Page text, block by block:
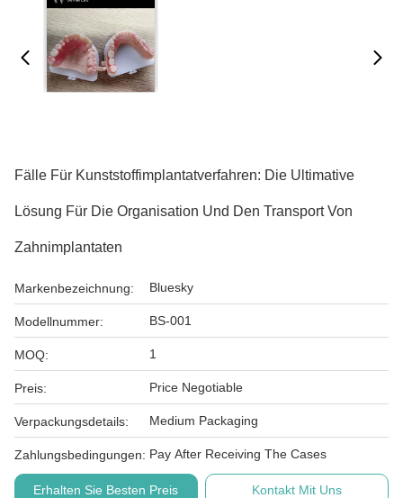
Fälle Für Kunststoffimplantatverfahren: Die Ultimative
Lösung Für Die Organisation Und Den Transport Von
Zahnimplantaten
Markenbezeichnung: Bluesky
Modellnummer: BS-001
MOQ: 1
Preis: Price Negotiable
Verpackungsdetails: Medium Packaging
Zahlungsbedingungen: Pay After Receiving The Cases
Erhalten Sie Besten Preis Kontakt Mit Uns